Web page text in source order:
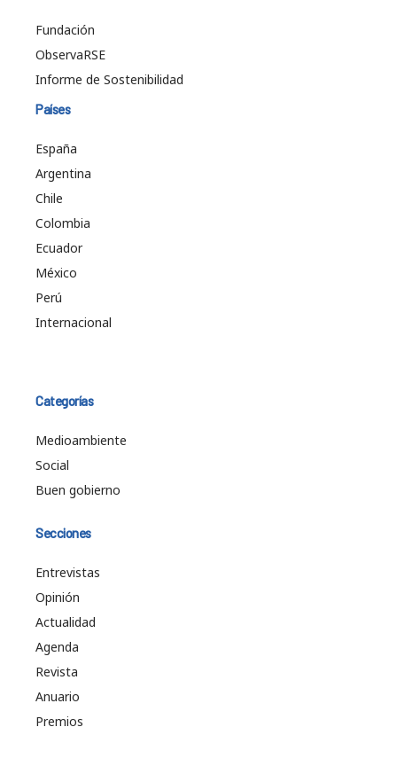
Fundación
ObservaRSE
Informe de Sostenibilidad
Países
España
Argentina
Chile
Colombia
Ecuador
México
Perú
Internacional
Categorías
Medioambiente
Social
Buen gobierno
Secciones
Entrevistas
Opinión
Actualidad
Agenda
Revista
Anuario
Premios